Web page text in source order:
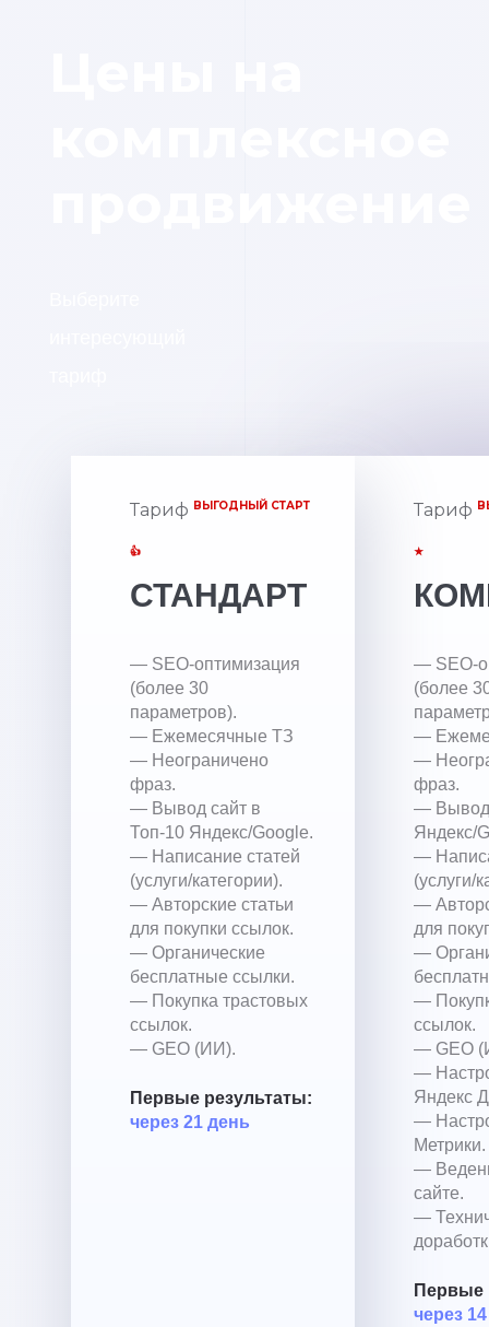
Тариф ВЫГОДНЫЙ СТАРТ
👍
СТАНДАРТ
— SEO-оптимизация
(более 30
параметров).
— Ежемесячные ТЗ
— Неограничено
фраз.
— Вывод сайт в
Топ-10 Яндекс/Google.
— Написание статей
(услуги/категории).
— Авторские статьи
для покупки ссылок.
— Органические
бесплатные ссылки.
— Покупка трастовых
ссылок.
— GEO (ИИ).
Первые результаты:
через 21 день
Тариф
★
— SEO-
(более
—
—
фраз.
— Вывод
Яндекс/
—
(услуги/
—
для
—
—
ссылок.
— GEO
—
Яндекс
—
Метрики.
—
сайте.
—
Первые
через